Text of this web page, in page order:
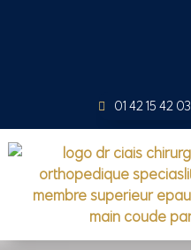
01 42 15 42 03